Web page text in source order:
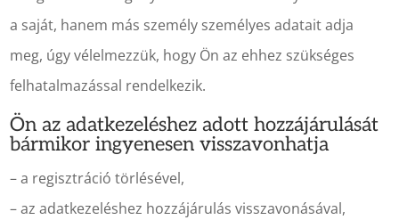
a saját, hanem más személy személyes adatait adja
meg, úgy vélelmezzük, hogy Ön az ehhez szükséges
felhatalmazással rendelkezik.
Ön az adatkezeléshez adott hozzájárulását
bármikor ingyenesen visszavonhatja
– a regisztráció törlésével,
– az adatkezeléshez hozzájárulás visszavonásával,